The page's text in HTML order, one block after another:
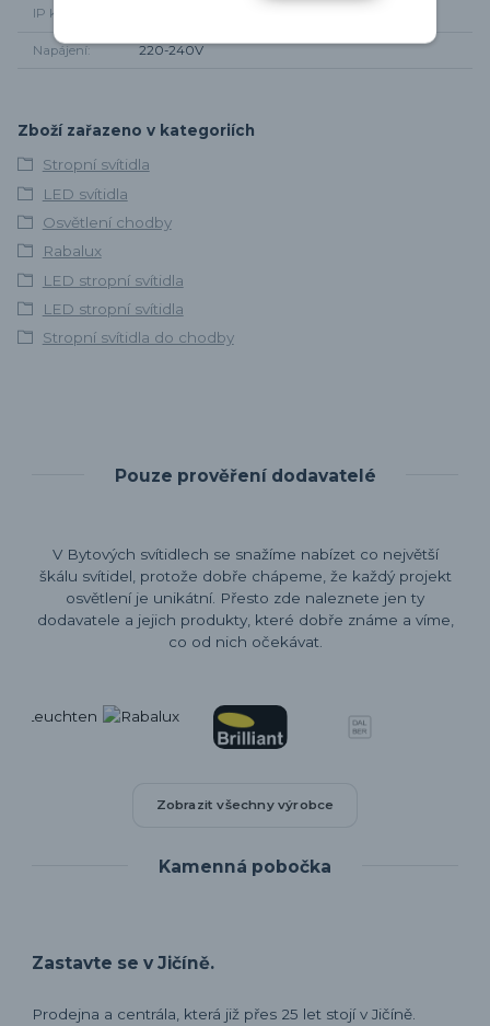
IP krytí
Napájení 220-240V
Zboží zařazeno v kategoriích
Stropní svítidla
LED svítidla
Osvětlení chodby
Rabalux
LED stropní svítidla
LED stropní svítidla
Stropní svítidla do chodby
Pouze prověření dodavatelé
V Bytových svítidlech se snažíme nabízet co největší
škálu svítidel, protože dobře chápeme, že každý projekt
osvětlení je unikátní. Přesto zde naleznete jen ty
dodavatele a jejich produkty, které dobře známe a víme,
co od nich očekávat.
Zobrazit všechny výrobce
Kamenná pobočka
Zastavte se v Jičíně.
Prodejna a centrála, která již přes 25 let stojí v Jičíně.